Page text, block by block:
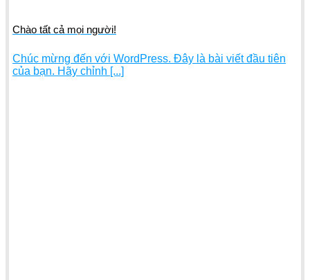
Chào tất cả mọi người!
Chúc mừng đến với WordPress. Đây là bài viết đầu tiên
của bạn. Hãy chỉnh [...]